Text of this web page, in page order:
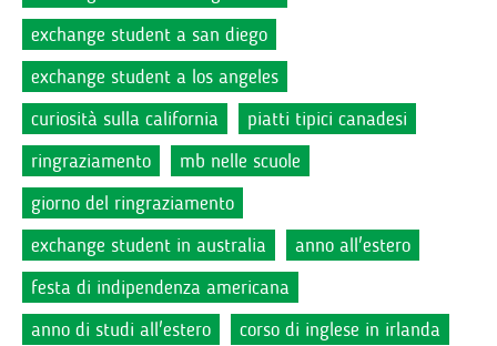
exchange student a san diego
exchange student a los angeles
curiosità sulla california
piatti tipici canadesi
ringraziamento
mb nelle scuole
giorno del ringraziamento
exchange student in australia
anno all'estero
festa di indipendenza americana
anno di studi all'estero
corso di inglese in irlanda